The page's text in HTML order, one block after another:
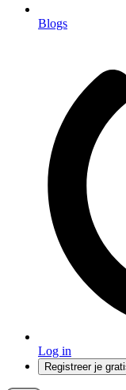
Blogs
Log in
Registreer je